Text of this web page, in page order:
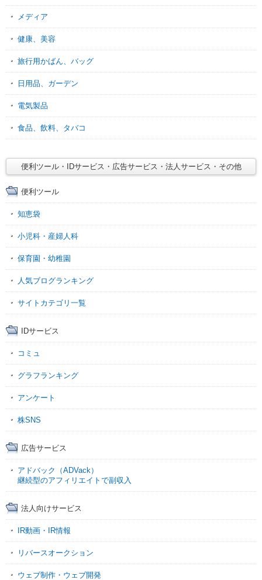
メディア
健康、美容
旅行用かばん、バッグ
日用品、ガーデン
電気製品
食品、飲料、タバコ
便利ツール・IDサービス・広告サービス・法人サービス・その他
便利ツール
知恵袋
小児科・産婦人科
保育園・幼稚園
人気ブログランキング
サイトカテゴリ一覧
IDサービス
コミュ
グラフランキング
アンケート
株SNS
広告サービス
アドバック（ADVack）
継続型のアフィリエイトで副収入
法人向けサービス
IR動画・IR情報
リバースオークション
ウェブ制作・ウェブ開発